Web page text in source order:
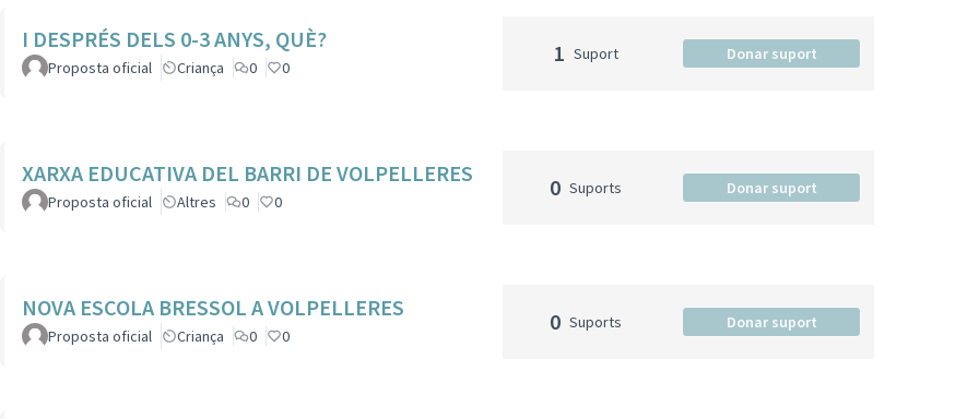
I DESPRÉS DELS 0-3 ANYS, QUÈ?
Proposta oficial Criança 0 0
1 Suport Donar suport
XARXA EDUCATIVA DEL BARRI DE VOLPELLERES
Proposta oficial Altres 0 0
0 Suports Donar suport
NOVA ESCOLA BRESSOL A VOLPELLERES
Proposta oficial Criança 0 0
0 Suports Donar suport